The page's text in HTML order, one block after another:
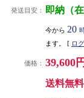
発送目安： 即納（
今から 20
ます。 [ ロ
価格： 39,600円
送料無料